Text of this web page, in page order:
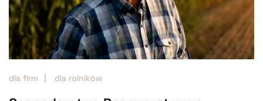
dla firm dla rolników